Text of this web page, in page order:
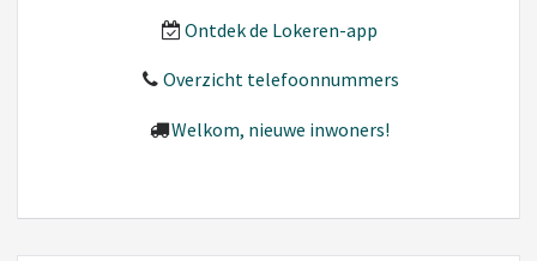
Ontdek de Lokeren-app
Overzicht telefoonnummers
Welkom, nieuwe inwoners!